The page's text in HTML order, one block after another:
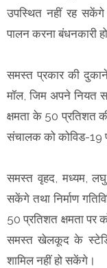
उपस्थित नहीं रह सकेंगे
पालन करना बंधनकारी
समस्त प्रकार की दुकानें,
मॉल, जिम अपने नियत
क्षमता के 50 प्रतिशत
संचालक को कोविड-19
समस्त वृहद, मध्यम, लघु
सकेंगे तथा निर्माण
50 प्रतिशत क्षमता पर
समस्त खेलकूद के
शामिल नहीं हो सकेंगे।